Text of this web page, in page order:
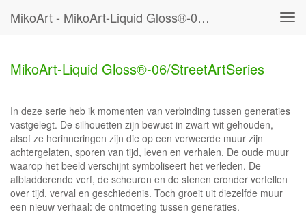
MikoArt - MikoArt-Liquid Gloss®-06/StreetArtSeries
MikoArt-Liquid Gloss®-06/StreetArtSeries
In deze serie heb ik momenten van verbinding tussen generaties
vastgelegt. De silhouetten zijn bewust in zwart-wit gehouden,
alsof ze herinneringen zijn die op een verweerde muur zijn
achtergelaten, sporen van tijd, leven en verhalen. De oude muur
waarop het beeld verschijnt symboliseert het verleden. De
afbladderende verf, de scheuren en de stenen eronder vertellen
over tijd, verval en geschiedenis. Toch groeit uit diezelfde muur
een nieuw verhaal: de ontmoeting tussen generaties.